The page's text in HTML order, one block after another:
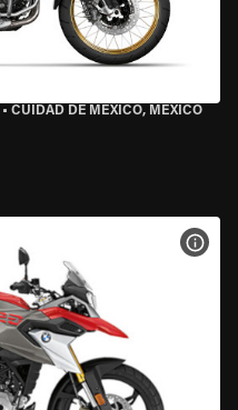
• CUIDAD DE MEXICO, MEXICO
VER